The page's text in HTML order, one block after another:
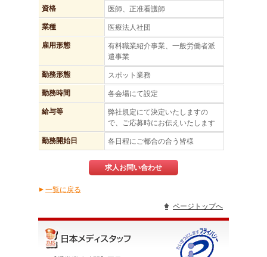
資格 医師、正准看護師
業種 医療法人社団
雇用形態
有料職業紹介事業、一般労働者派
遣事業
勤務形態 スポット業務
勤務時間 各会場にて設定
給与等
弊社規定にて決定いたしますの
で、ご応募時にお伝えいたします
勤務開始日 各日程にご都合の合う皆様
求人お問い合わせ
▲一覧に戻る
ページトップへ